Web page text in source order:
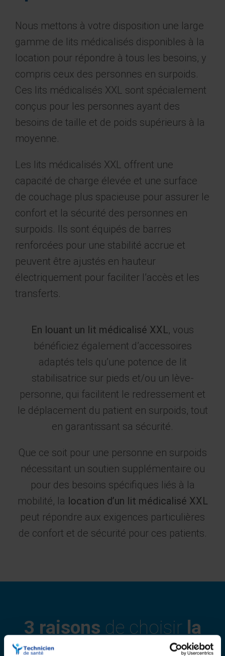
Nous mettons à votre disposition une large
gamme de lits médicalisés disponibles à la
location pour répondre à tous les besoins, y
compris ceux des personnes en surpoids.
Ces lits médicalisés XXL sont spécialement
conçus pour les personnes ayant des
besoins de taille et de poids supérieurs à la
moyenne.
Les lits médicalisés XXL offrent une
capacité de charge élevée et une surface
de couchage plus spacieuse pour assurer le
confort et la sécurité des personnes en
surpoids. Ils sont équipés de barres
renforcées pour une stabilité accrue et
peuvent être ajustés en hauteur
électriquement pour faciliter l’accès et les
transferts.
En louant un lit médicalisé XXL, vous
bénéficiez également d’accessoires
adaptés tels qu’une potence de lit
stabilisatrice sur pieds et/ou un lève-
personne, qui facilitent le redressement et
le déplacement du patient en surpoids, tout
en garantissant sa sécurité.
Que ce soit pour une personne en surpoids
nécessitant un soutien supplémentaire ou
pour des besoins spécifiques liés à la
mobilité, la location d’un lit médicalisé XXL
peut répondre aux exigences particulières
de confort et de sécurité pour ces patients.
3 raisons de choisir la